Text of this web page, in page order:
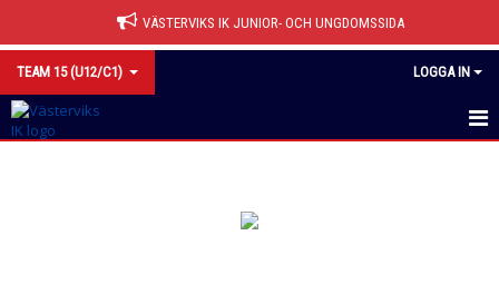
VÄSTERVIKS IK JUNIOR- OCH UNGDOMSSIDA
TEAM 15 (U12/C1) LOGGA IN